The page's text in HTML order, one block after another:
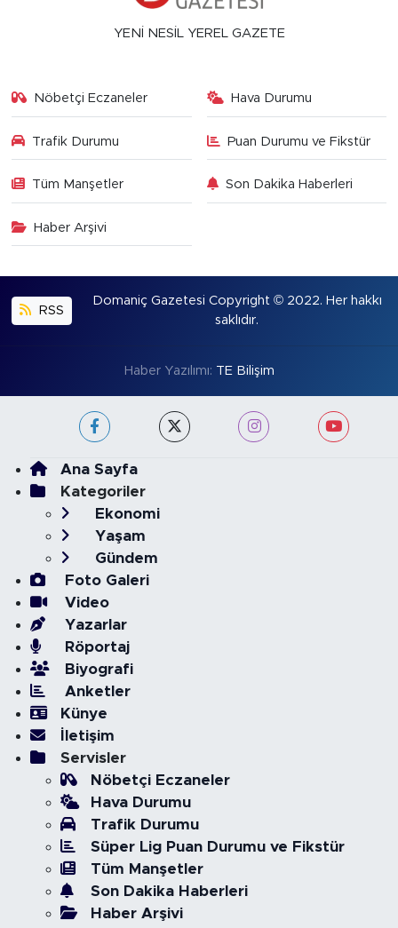
YENİ NESİL YEREL GAZETE
Nöbetçi Eczaneler Hava Durumu
Trafik Durumu Puan Durumu ve Fikstür
Tüm Manşetler Son Dakika Haberleri
Haber Arşivi
RSS
Domaniç Gazetesi Copyright © 2022. Her hakkı
saklıdır.
Haber Yazılımı: TE Bilişim
Ana Sayfa
Kategoriler
Ekonomi
Yaşam
Gündem
Foto Galeri
Video
Yazarlar
Röportaj
Biyografi
Anketler
Künye
İletişim
Servisler
Nöbetçi Eczaneler
Hava Durumu
Trafik Durumu
Süper Lig Puan Durumu ve Fikstür
Tüm Manşetler
Son Dakika Haberleri
Haber Arşivi